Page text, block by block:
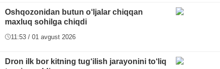
Oshqozonidan butun o‘ljalar chiqqan
maxluq sohilga chiqdi
11:53 / 01 avgust 2026
Dron ilk bor kitning tug‘ilish jarayonini to‘liq